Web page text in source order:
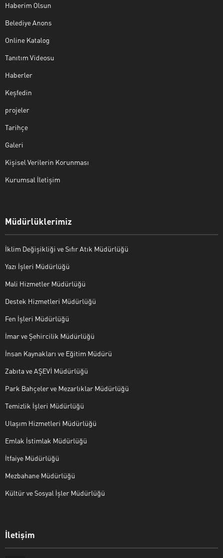
Haberim Olsun
Belediye Anons
Online Katalog
Tanıtım Videosu
Haberler
Keşfedin
projeler
Tarihçe
Galeri
Kişisel Verilerin Korunması
Kurumsal İletişim
Müdürlüklerimiz
İklim Değişikliği ve Sıfır Atık Müdürlüğü
Yazı İşleri Müdürlüğü
Mali Hizmetler Müdürlüğü
Destek Hizmetleri Müdürlüğü
Fen İşleri Müdürlüğü
İmar ve Şehircilik Müdürlüğü
İnsan Kaynakları ve Eğitim Müdürü
Zabıta ve AŞEVİ Müdürlüğü
Park Bahçeler ve Mezarlıklar Müdürlüğü
Temizlik İşleri Müdürlüğü
Ulaşım Hizmetleri Müdürlüğü
Emlak İstimlak Müdürlüğü
İtfaiye Müdürlüğü
Mezbahane Müdürlüğü
Kültür ve Sosyal İşler Müdürlüğü
İletişim